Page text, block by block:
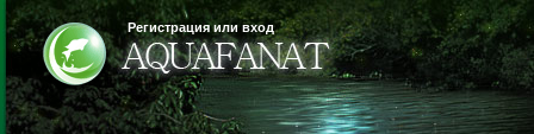
Регистрация или вход